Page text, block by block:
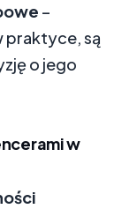
–
praktyce, są
o jego
w